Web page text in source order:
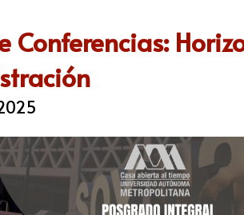
Conferencias: